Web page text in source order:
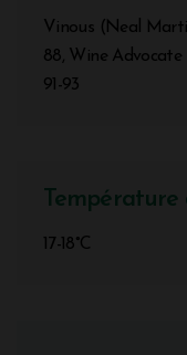
Vinous (Neal
88, Wine
91-93
17-18°C